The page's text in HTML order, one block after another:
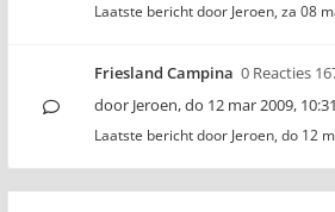
Laatste bericht door Jeroen, za 08
Friesland Campina 0 Reacties
door Jeroen,do 12 mar 2009, 10:31
Laatste bericht door Jeroen, do 12